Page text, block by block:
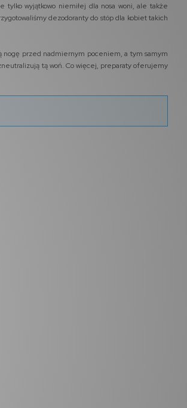
wyjątkowo niemiłej dla nosa woni, ale także
dezodoranty do stóp dla kobiet takich
przed nadmiernym poceniem, a tym samym
tą woń. Co więcej, preparaty oferujemy